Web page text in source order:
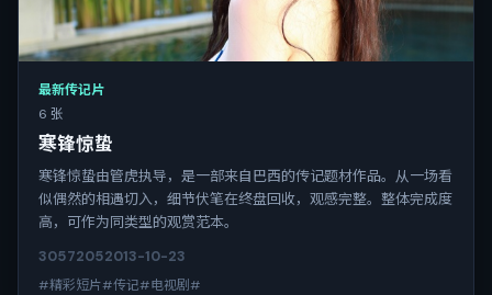
最新传记片
6 张
寒锋惊蛰
寒锋惊蛰由管虎执导，是一部来自巴西的传记题材作品。从一场看
似偶然的相遇切入，细节伏笔在终盘回收，观感完整。整体完成度
高，可作为同类型的观赏范本。
30572052013-10-23
#精彩短片#传记#电视剧#